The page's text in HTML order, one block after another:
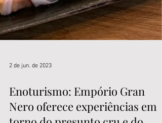
2 de jun. de 2023